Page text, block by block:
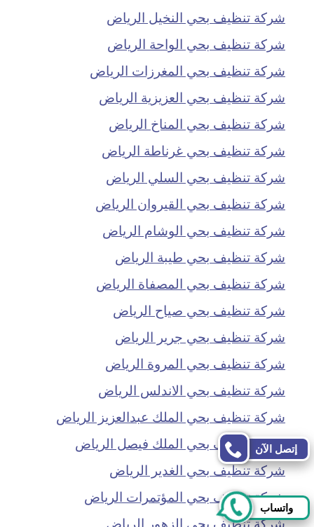
شركة تنظيف بحي النخيل الرياض
شركة تنظيف بحي الواحة الرياض
شركة تنظيف بحي المغرزات الرياض
شركة تنظيف بحي العزيزية الرياض
شركة تنظيف بحي المناخ الرياض
شركة تنظيف بحي غرناطة الرياض
شركة تنظيف بحي السلي الرياض
شركة تنظيف بحي القيروان الرياض
شركة تنظيف بحي الوشام الرياض
شركة تنظيف بحي طيبة الرياض
شركة تنظيف بحي المصفاة الرياض
شركة تنظيف بحي صياح الرياض
شركة تنظيف بحي جرير الرياض
شركة تنظيف بحي المروة الرياض
شركة تنظيف بحي الاندلس الرياض
شركة تنظيف بحي الملك عبدالعزيز الرياض
شركة تنظيف بحي الملك فيصل الرياض
شركة تنظيف بحي الغدير الرياض
شركة تنظيف بحي المؤتمرات الرياض
شركة تنظيف بحي الزهور الرياض
إتصل الآن
واتساب